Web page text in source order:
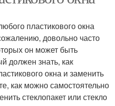
пластикового окна
довольно часто
он может быть
должен знать, как
окна и заменить
как можно самостоятельно
стеклопакет или стекло